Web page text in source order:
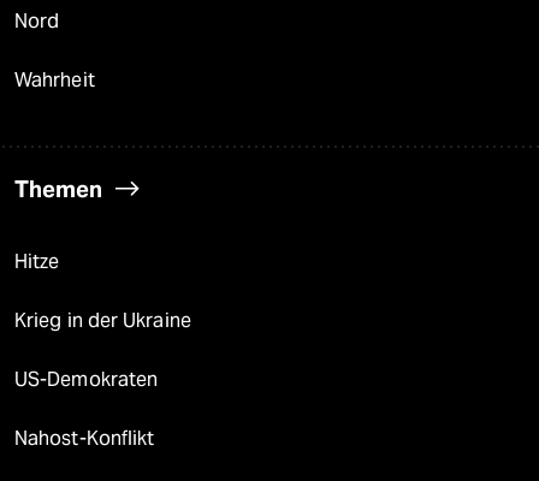
Nord
Wahrheit
Themen
Hitze
Krieg in der Ukraine
US-Demokraten
Nahost-Konflikt